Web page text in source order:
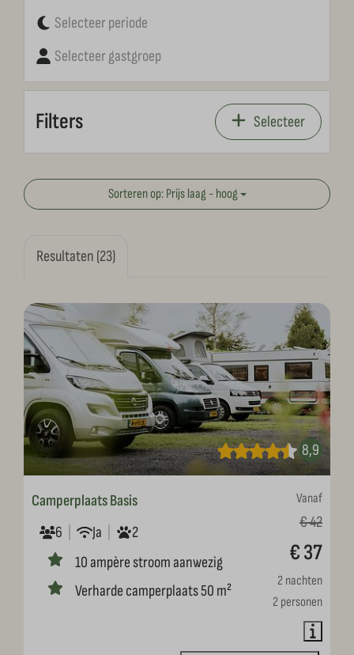
Selecteer periode
Selecteer gastgroep
Filters Selecteer
Sorteren op: Prijs laag - hoog
Resultaten (23)
8,9
Vanaf
€ 42
€ 37
2 nachten
2 personen
Camperplaats Basis
6
Ja
2
10 ampère stroom aanwezig
Verharde camperplaats 50 m²